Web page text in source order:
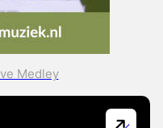
Medley